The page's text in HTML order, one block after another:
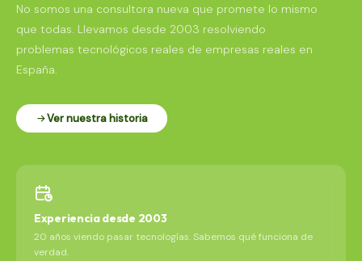
No somos una consultora nueva que promete lo mismo
que todas. Llevamos desde 2003 resolviendo
problemas tecnológicos reales de empresas reales en
España.
Ver nuestra historia
Experiencia desde 2003
20 años viendo pasar tecnologías. Sabemos qué funciona de
verdad.